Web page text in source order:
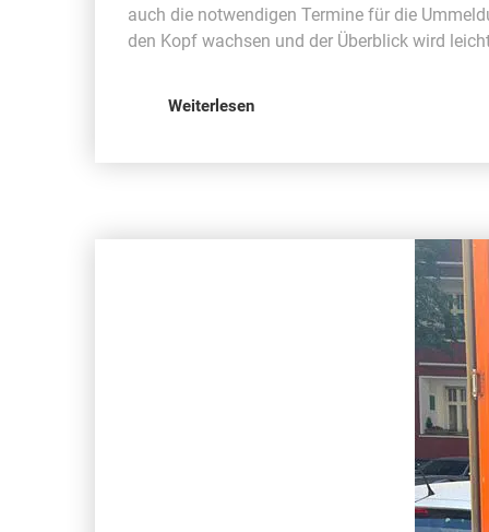
auch die notwendigen Termine für die
den Kopf wachsen und der Überblick wird
Weiterlesen